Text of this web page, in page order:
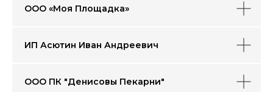
ООО «Моя Площадка»
ИП Асютин Иван Андреевич
ООО ПК "Денисовы Пекарни"